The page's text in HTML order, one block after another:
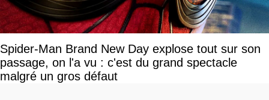
Spider-Man Brand New Day explose tout sur son
passage, on l'a vu : c'est du grand spectacle
malgré un gros défaut